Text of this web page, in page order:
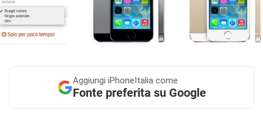
Aggiungi iPhoneItalia come
Fonte preferita su Google